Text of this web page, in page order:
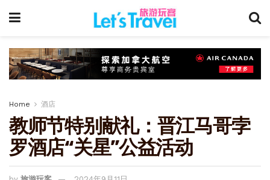
Home 酒店
教师节特别献礼：晋江马哥孛
罗酒店“关星”公益活动